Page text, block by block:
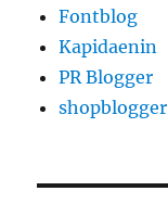
Fontblog
Kapidaenin
PR Blogger
shopblogger